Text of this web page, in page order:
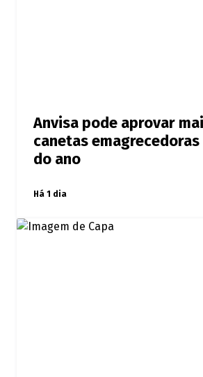
Anvisa pode aprovar
canetas
do ano
Há 1 dia